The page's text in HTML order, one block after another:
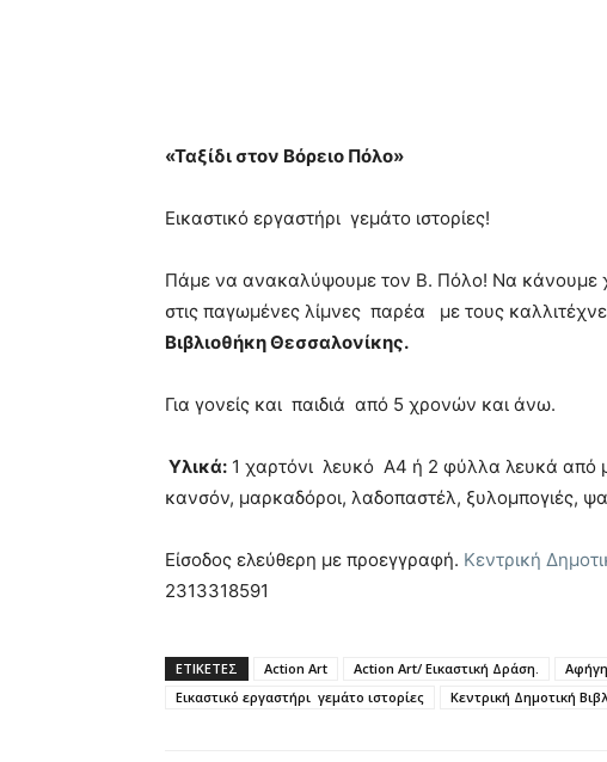
«Ταξίδι στον Βόρειο Πόλο»
Εικαστικό εργαστήρι γεμάτο ιστορίες!
Πάμε να ανακαλύψουμε τον Β. Πόλο! Να κάνουμε
στις παγωμένες λίμνες παρέα με τους
Βιβλιοθήκη Θεσσαλονίκης.
Για γονείς και παιδιά από 5 χρονών και άνω.
Υλικά: 1 χαρτόνι λευκό Α4 ή 2 φύλλα λευκά από
κανσόν, μαρκαδόροι, λαδοπαστέλ, ξυλομπογιές,
Είσοδος ελεύθερη με προεγγραφή. Κεντρική
2313318591
ΕΤΙΚΕΤΕΣ Action Art Action Art/ Εικαστική Δράση.
Εικαστικό εργαστήρι γεμάτο ιστορίες
Κεντρική Δημοτική